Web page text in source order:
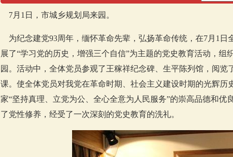
7月1日，市城乡规划局来园。
为纪念建党93周年，缅怀革命先辈，弘扬革命传统，在7月1日
展了“学习党的历史，增强三个自信”为主题的党史教育活动，
园。活动中，全体党员参观了王稼祥纪念碑、生平陈列馆，阅
课。使全体党员对我党在革命时期、社会主义建设时期的光辉
家“坚持真理、立党为公、全心全意为人民服务”的崇高品德和
了党性修养，经受了一次深刻的党史教育的洗礼。